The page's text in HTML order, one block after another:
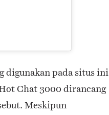
digunakan pada situs ini
Chat 3000 dirancang
Meskipun